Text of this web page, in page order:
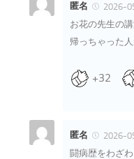
匿名
2026-
お花の先生の
帰っちゃった
+32
匿名
2026-
闘病歴をわざ